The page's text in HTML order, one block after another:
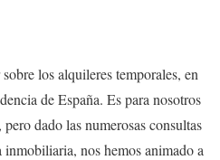
los alquileres temporales, en
de España. Es para nosotros
dado las numerosas consultas
nos hemos animado a